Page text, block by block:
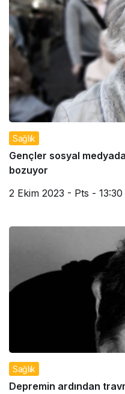
Sağlık
Gençler sosyal
bozuyor
2 Ekim 2023 - Pts - 13:30
Sağlık
Depremin ardından